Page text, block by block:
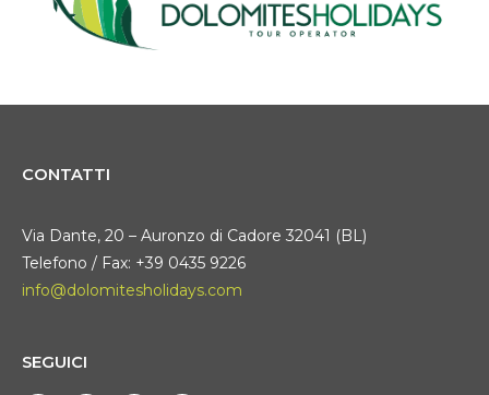
CONTATTI
Via Dante, 20 – Auronzo di Cadore 32041 (BL)
Telefono / Fax: +39 0435 9226
info@dolomitesholidays.com
SEGUICI